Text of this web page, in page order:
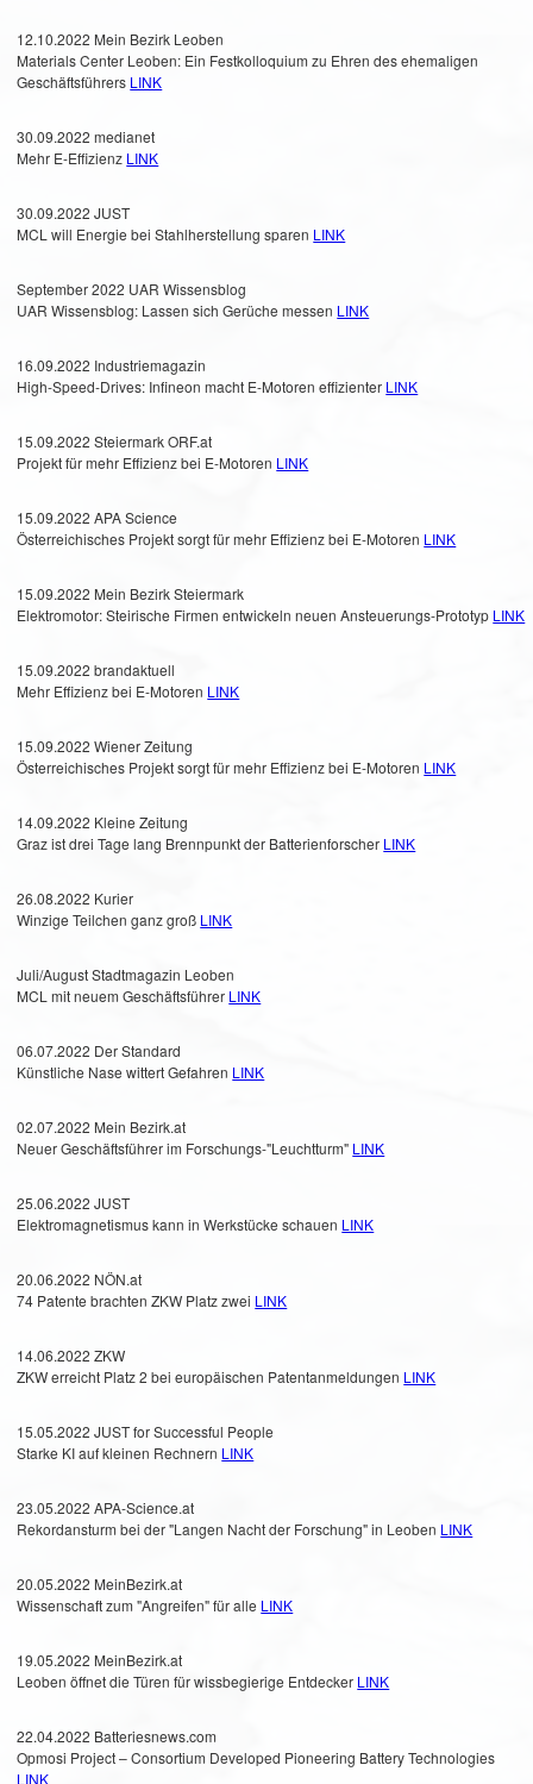
12.10.2022 Mein Bezirk Leoben
Materials Center Leoben: Ein Festkolloquium zu Ehren des ehemaligen
Geschäftsführers LINK
30.09.2022 medianet
Mehr E-Effizienz LINK
30.09.2022 JUST
MCL will Energie bei Stahlherstellung sparen LINK
September 2022 UAR Wissensblog
UAR Wissensblog: Lassen sich Gerüche messen LINK
16.09.2022 Industriemagazin
High-Speed-Drives: Infineon macht E-Motoren effizienter LINK
15.09.2022 Steiermark ORF.at
Projekt für mehr Effizienz bei E-Motoren LINK
15.09.2022 APA Science
Österreichisches Projekt sorgt für mehr Effizienz bei E-Motoren LINK
15.09.2022 Mein Bezirk Steiermark
Elektromotor: Steirische Firmen entwickeln neuen Ansteuerungs-Prototyp LINK
15.09.2022 brandaktuell
Mehr Effizienz bei E-Motoren LINK
15.09.2022 Wiener Zeitung
Österreichisches Projekt sorgt für mehr Effizienz bei E-Motoren LINK
14.09.2022 Kleine Zeitung
Graz ist drei Tage lang Brennpunkt der Batterienforscher LINK
26.08.2022 Kurier
Winzige Teilchen ganz groß LINK
Juli/August Stadtmagazin Leoben
MCL mit neuem Geschäftsführer LINK
06.07.2022 Der Standard
Künstliche Nase wittert Gefahren LINK
02.07.2022 Mein Bezirk.at
Neuer Geschäftsführer im Forschungs-"Leuchtturm" LINK
25.06.2022 JUST
Elektromagnetismus kann in Werkstücke schauen LINK
20.06.2022 NÖN.at
74 Patente brachten ZKW Platz zwei LINK
14.06.2022 ZKW
ZKW erreicht Platz 2 bei europäischen Patentanmeldungen LINK
15.05.2022 JUST for Successful People
Starke KI auf kleinen Rechnern LINK
23.05.2022 APA-Science.at
Rekordansturm bei der "Langen Nacht der Forschung" in Leoben LINK
20.05.2022 MeinBezirk.at
Wissenschaft zum "Angreifen" für alle LINK
19.05.2022 MeinBezirk.at
Leoben öffnet die Türen für wissbegierige Entdecker LINK
22.04.2022 Batteriesnews.com
Opmosi Project – Consortium Developed Pioneering Battery Technologies
LINK